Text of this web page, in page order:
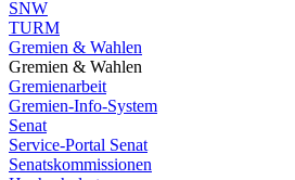
SNW
TURM
Gremien & Wahlen
Gremien & Wahlen
Gremienarbeit
Gremien-Info-System
Senat
Service-Portal Senat
Senatskommissionen